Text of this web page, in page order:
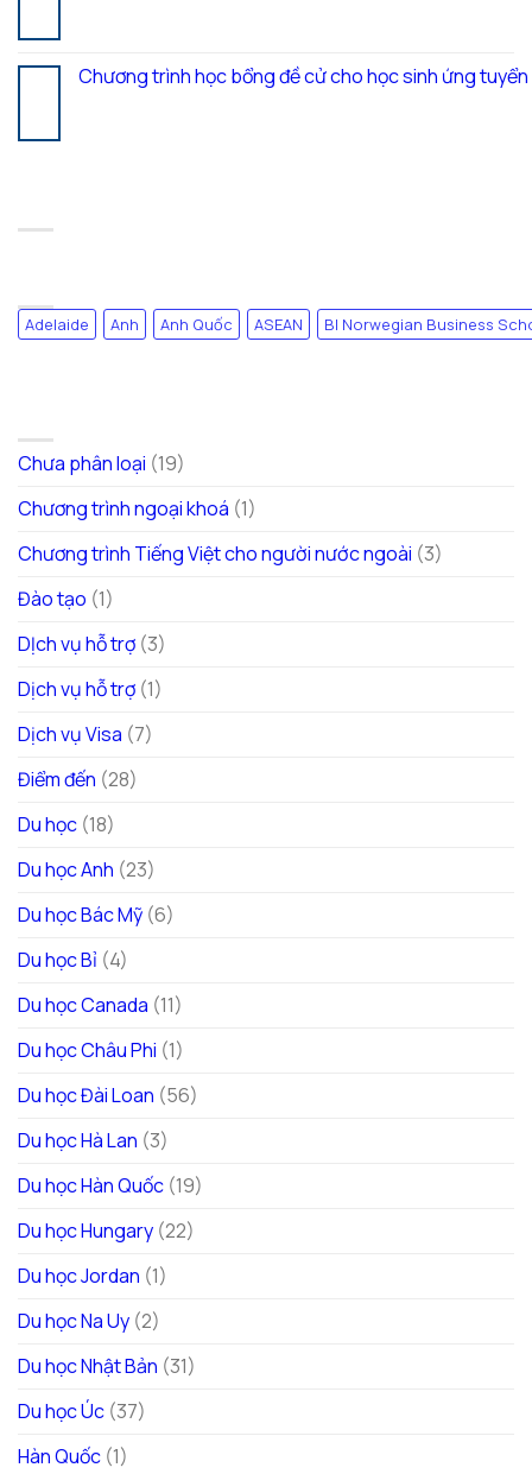
Chương trình học bổng đề cử cho học sinh ứng
Adelaide Anh Anh Quốc ASEAN BI Norwegian Business
Chưa phân loại (19)
Chương trình ngoại khoá (1)
Chương trình Tiếng Việt cho người nước ngoài (3)
Đào tạo (1)
DỊch vụ hỗ trợ (3)
Dịch vụ hỗ trợ (1)
Dịch vụ Visa (7)
Điểm đến (28)
Du học (18)
Du học Anh (23)
Du học Bác Mỹ (6)
Du học Bỉ (4)
Du học Canada (11)
Du học Châu Phi (1)
Du học Đài Loan (56)
Du học Hà Lan (3)
Du học Hàn Quốc (19)
Du học Hungary (22)
Du học Jordan (1)
Du học Na Uy (2)
Du học Nhật Bản (31)
Du học Úc (37)
Hàn Quốc (1)